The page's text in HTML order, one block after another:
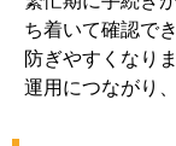
ち着いて確認で
防ぎやすくなり
運用につながり